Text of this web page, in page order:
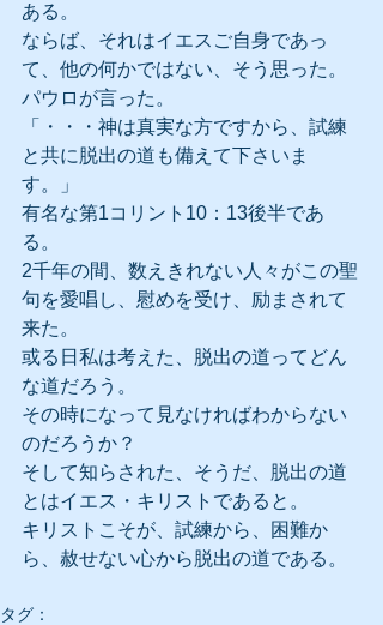
ある。
ならば、それはイエスご自身であっ
て、他の何かではない、そう思った。
パウロが言った。
「・・・神は真実な方ですから、試練
と共に脱出の道も備えて下さいま
す。」
有名な第1コリント10：13後半であ
る。
2千年の間、数えきれない人々がこの聖
句を愛唱し、慰めを受け、励まされて
来た。
或る日私は考えた、脱出の道ってどん
な道だろう。
その時になって見なければわからない
のだろうか？
そして知らされた、そうだ、脱出の道
とはイエス・キリストであると。
キリストこそが、試練から、困難か
ら、赦せない心から脱出の道である。
タグ：